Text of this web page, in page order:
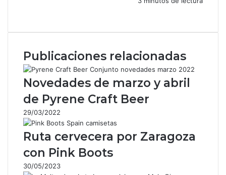
c
b
o
o
k
a
s
A
p
p
l
g
m
m
a
r
o
r
c
o
r
Publicaciones relacionadas
Novedades de marzo y abril
de Pyrene Craft Beer
29/03/2022
Ruta cervecera por Zaragoza
con Pink Boots
30/05/2023